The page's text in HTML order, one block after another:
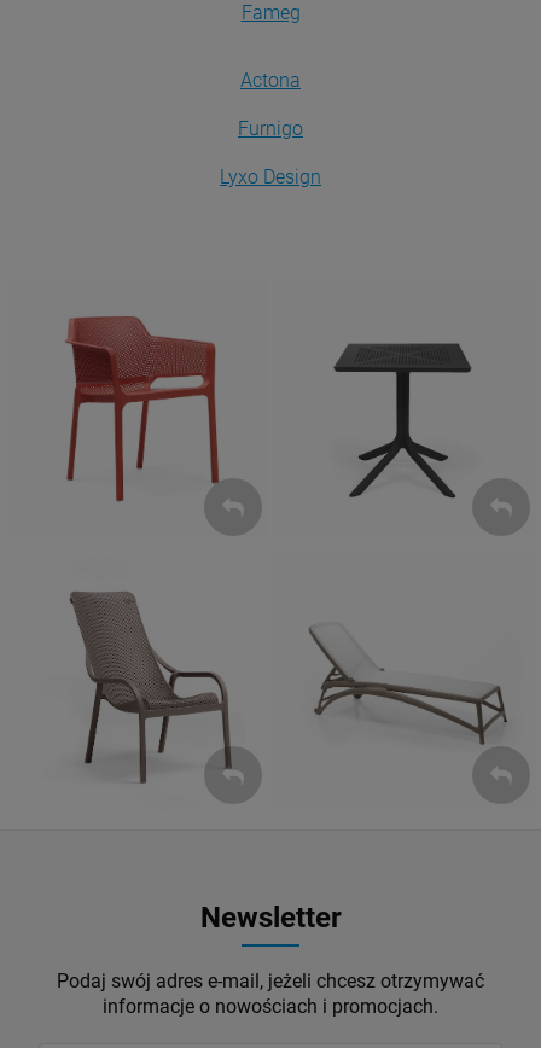
Fameg
Actona
Furnigo
Lyxo Design
ZOBACZ ZOBACZ
Newsletter
Podaj swój adres e-mail, jeżeli chcesz otrzymywać
informacje o nowościach i promocjach.